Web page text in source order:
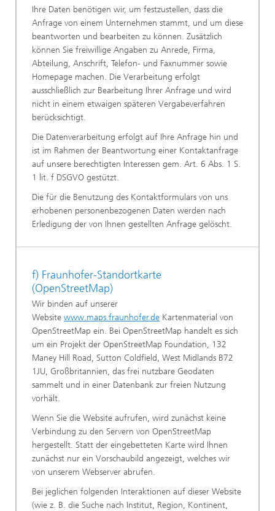
Ihre Daten benötigen wir, um festzustellen, dass die
Anfrage von einem Unternehmen stammt, und um diese
beantworten und bearbeiten zu können. Zusätzlich
können Sie freiwillige Angaben zu Anrede, Firma,
Abteilung, Anschrift, Telefon- und Faxnummer sowie
Homepage machen. Die Verarbeitung erfolgt
ausschließlich zur Bearbeitung Ihrer Anfrage und wird
nicht in einem etwaigen späteren Vergabeverfahren
berücksichtigt.
Die Datenverarbeitung erfolgt auf Ihre Anfrage hin und
ist im Rahmen der Beantwortung einer Kontaktanfrage
auf unsere berechtigten Interessen gem. Art. 6 Abs. 1 S.
1 lit. f DSGVO gestützt.
Die für die Benutzung des Kontaktformulars von uns
erhobenen personenbezogenen Daten werden nach
Erledigung der von Ihnen gestellten Anfrage gelöscht.
f) Fraunhofer-Standortkarte
(OpenStreetMap)
Wir binden auf unserer
Website www.maps.fraunhofer.de Kartenmaterial von
OpenStreetMap ein. Bei OpenStreetMap handelt es sich
um ein Projekt der OpenStreetMap Foundation, 132
Maney Hill Road, Sutton Coldfield, West Midlands B72
1JU, Großbritannien, das frei nutzbare Geodaten
sammelt und in einer Datenbank zur freien Nutzung
vorhält.
Wenn Sie die Website aufrufen, wird zunächst keine
Verbindung zu den Servern von OpenStreetMap
hergestellt. Statt der eingebetteten Karte wird Ihnen
zunächst nur ein Vorschaubild angezeigt, welches wir
von unserem Webserver abrufen.
Bei jeglichen folgenden Interaktionen auf dieser Website
(wie z. B. die Suche nach Institut, Region, Kontinent,